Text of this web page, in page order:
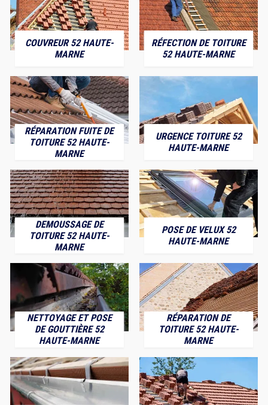
COUVREUR 52 HAUTE-
MARNE
RÉFECTION DE TOITURE
52 HAUTE-MARNE
RÉPARATION FUITE DE
TOITURE 52 HAUTE-
MARNE
URGENCE TOITURE 52
HAUTE-MARNE
DEMOUSSAGE DE
TOITURE 52 HAUTE-
MARNE
POSE DE VELUX 52
HAUTE-MARNE
NETTOYAGE ET POSE
DE GOUTTIÈRE 52
HAUTE-MARNE
RÉPARATION DE
TOITURE 52 HAUTE-
MARNE